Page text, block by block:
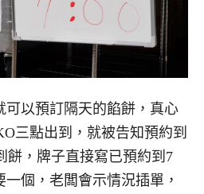
可以預訂隔天的餡餅，真心
三點出到，就被告知預約到
餅，牌子直接寫已預約到7
個，老闆會示情況插單，